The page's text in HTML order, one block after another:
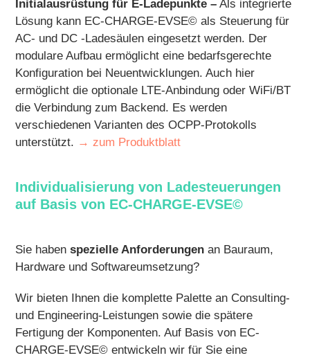
Initialausrüstung für E-Ladepunkte – Als integrierte
Lösung kann EC-CHARGE-EVSE© als Steuerung für
AC- und DC -Ladesäulen eingesetzt werden. Der
modulare Aufbau ermöglicht eine bedarfsgerechte
Konfiguration bei Neuentwicklungen. Auch hier
ermöglicht die optionale LTE-Anbindung oder WiFi/BT
die Verbindung zum Backend. Es werden
verschiedenen Varianten des OCPP-Protokolls
unterstützt. → zum Produktblatt
Individualisierung von Ladesteuerungen
auf Basis von EC-CHARGE-EVSE©
Sie habenspezielle Anforderungen an Bauraum,
Hardware und Softwareumsetzung?
Wir bieten Ihnen die komplette Palette an Consulting-
und Engineering-Leistungen sowie die spätere
Fertigung der Komponenten. Auf Basis von EC-
CHARGE-EVSE© entwickeln wir für Sie eine